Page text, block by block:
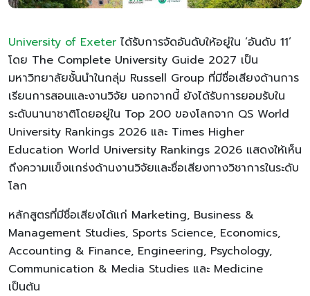
University of Exeter ได้รับการจัดอันดับให้อยู่ใน ‘อันดับ 11’
โดย The Complete University Guide 2027 เป็น
มหาวิทยาลัยชั้นนำในกลุ่ม Russell Group ที่มีชื่อเสียงด้านการ
เรียนการสอนและงานวิจัย นอกจากนี้ ยังได้รับการยอมรับใน
ระดับนานาชาติโดยอยู่ใน Top 200 ของโลกจาก QS World
University Rankings 2026 และ Times Higher
Education World University Rankings 2026 แสดงให้เห็น
ถึงความแข็งแกร่งด้านงานวิจัยและชื่อเสียงทางวิชาการในระดับ
โลก
หลักสูตรที่มีชื่อเสียงได้แก่ Marketing, Business &
Management Studies, Sports Science, Economics,
Accounting & Finance, Engineering, Psychology,
Communication & Media Studies และ Medicine
เป็นต้น